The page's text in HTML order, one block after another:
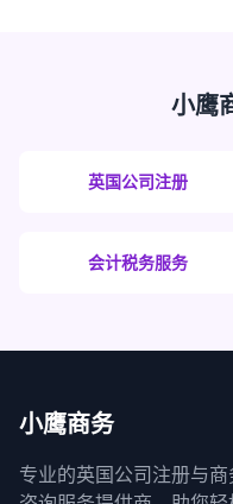
小鹰
英国公司注册
会计税务服务
小鹰商务
专业的英国公司注册与商